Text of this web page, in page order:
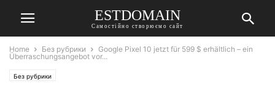
ESTDOMAIN
Самостійно створюємо сайт
Home Без рубрики
Google Pixel 10 jetzt für 599 $ erhältlich – ein
Überraschungsangebot vor...
Без рубрики